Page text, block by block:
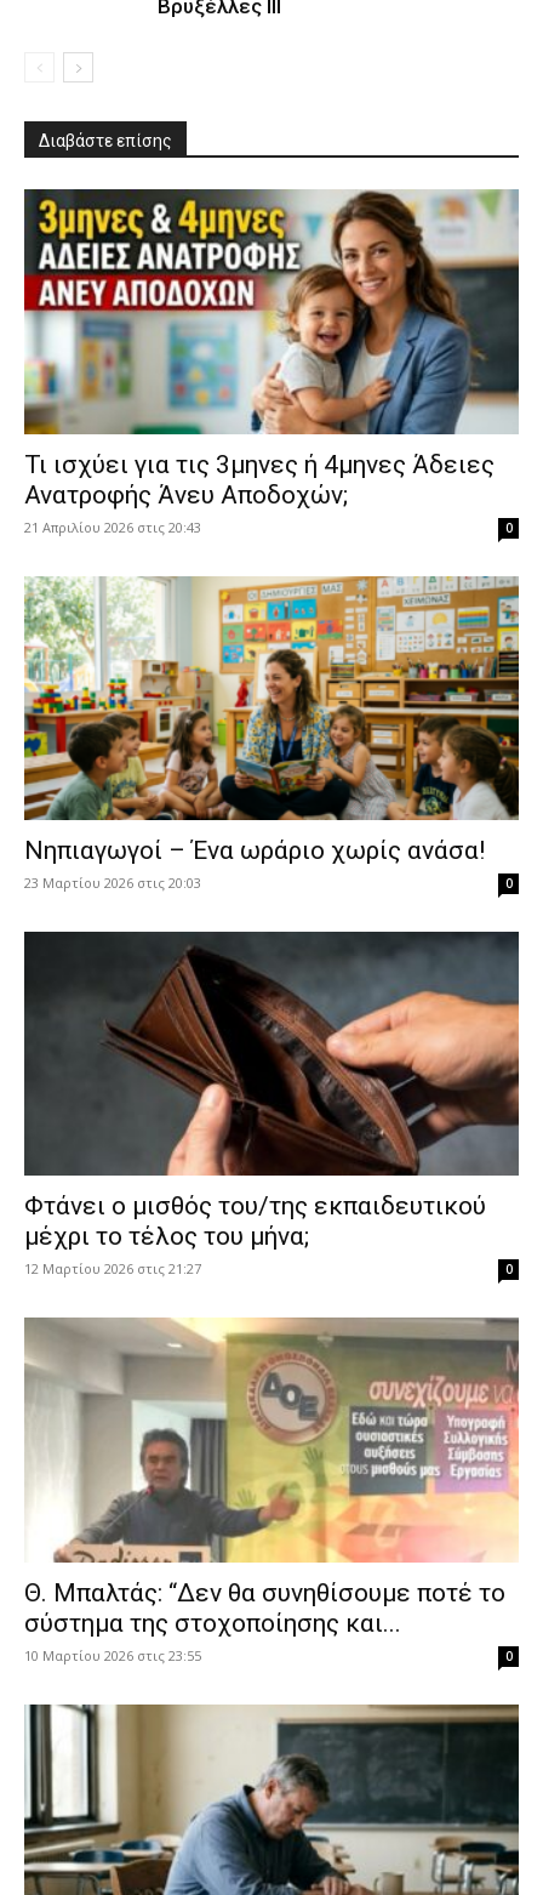
Βρυξέλλες ΙΙΙ
Διαβάστε επίσης
​Τι ισχύει για τις 3μηνες ή 4μηνες Άδειες
Ανατροφής Άνευ Αποδοχών;
21 Απριλίου 2026 στις 20:43 0
Νηπιαγωγοί – Ένα ωράριο χωρίς ανάσα!
23 Μαρτίου 2026 στις 20:03 0
Φτάνει ο μισθός του/της εκπαιδευτικού
μέχρι το τέλος του μήνα;
12 Μαρτίου 2026 στις 21:27 0
Θ. Μπαλτάς: “Δεν θα συνηθίσουμε ποτέ το
σύστημα της στοχοποίησης και...
10 Μαρτίου 2026 στις 23:55 0